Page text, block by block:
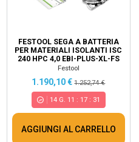
FESTOOL SEGA A BATTERIA
PER MATERIALI ISOLANTI ISC
240 HPC 4,0 EBI-PLUS-XL-FS
576572
Festool
1.190,10 €1.252,74 €
14 G. 11 : 17 : 30
AGGIUNGI AL CARRELLO